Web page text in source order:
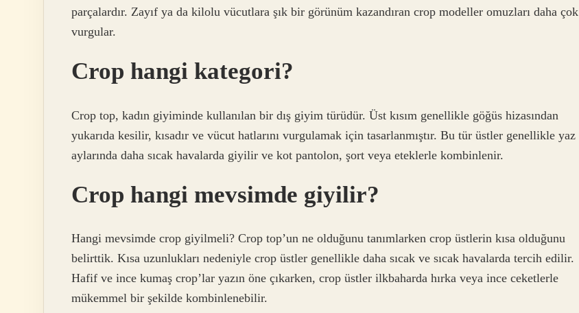
parçalardır. Zayıf ya da kilolu vücutlara şık bir görünüm kazandıran crop modeller omuzları daha çok
vurgular.
Crop hangi kategori?
Crop top, kadın giyiminde kullanılan bir dış giyim türüdür. Üst kısım genellikle göğüs hizasından
yukarıda kesilir, kısadır ve vücut hatlarını vurgulamak için tasarlanmıştır. Bu tür üstler genellikle yaz
aylarında daha sıcak havalarda giyilir ve kot pantolon, şort veya eteklerle kombinlenir.
Crop hangi mevsimde giyilir?
Hangi mevsimde crop giyilmeli? Crop top’un ne olduğunu tanımlarken crop üstlerin kısa olduğunu
belirttik. Kısa uzunlukları nedeniyle crop üstler genellikle daha sıcak ve sıcak havalarda tercih edilir.
Hafif ve ince kumaş crop’lar yazın öne çıkarken, crop üstler ilkbaharda hırka veya ince ceketlerle
mükemmel bir şekilde kombinlenebilir.